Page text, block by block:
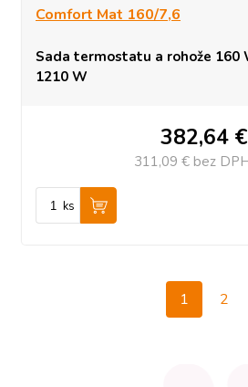
Comfort Mat 160/7,6
Sada termostatu a rohože 160
1210 W
382,64 €
311,09 € bez
ks
1 2